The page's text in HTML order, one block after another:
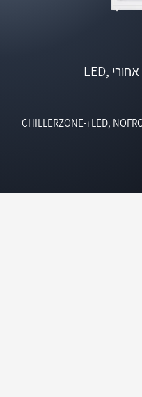
מקרר מקפיא מובנה עם פאנל אחורי LED,